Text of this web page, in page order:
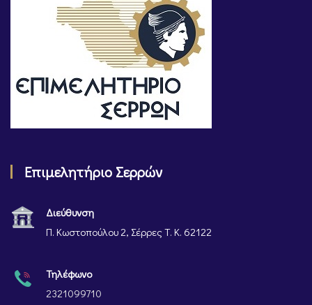
Επιμελητήριο Σερρών
Διεύθυνση
Π. Κωστοπούλου 2, Σέρρες Τ. Κ. 62122
Τηλέφωνο
2321099710